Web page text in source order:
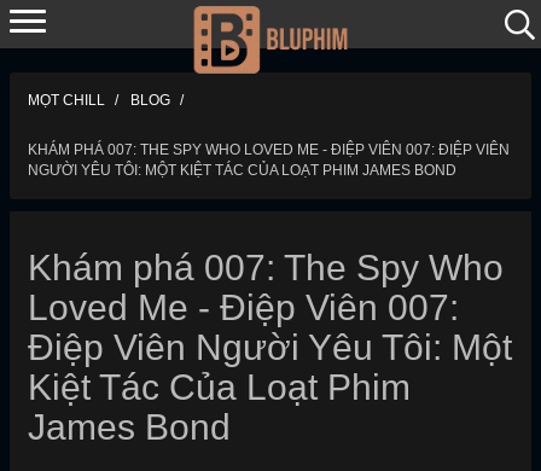
MỌT CHILL BLOG
KHÁM PHÁ 007: THE SPY WHO LOVED ME - ĐIỆP VIÊN 007: ĐIỆP VIÊN
NGƯỜI YÊU TÔI: MỘT KIỆT TÁC CỦA LOẠT PHIM JAMES BOND
Khám phá 007: The Spy Who
Loved Me - Điệp Viên 007:
Điệp Viên Người Yêu Tôi: Một
Kiệt Tác Của Loạt Phim
James Bond